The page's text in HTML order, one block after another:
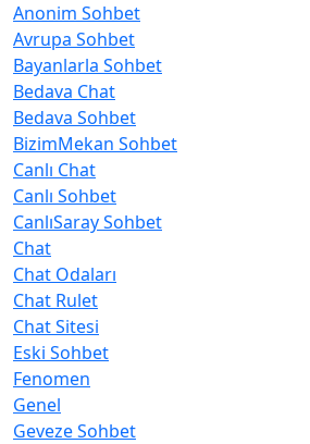
Anonim Sohbet
Avrupa Sohbet
Bayanlarla Sohbet
Bedava Chat
Bedava Sohbet
BizimMekan Sohbet
Canlı Chat
Canlı Sohbet
CanlıSaray Sohbet
Chat
Chat Odaları
Chat Rulet
Chat Sitesi
Eski Sohbet
Fenomen
Genel
Geveze Sohbet